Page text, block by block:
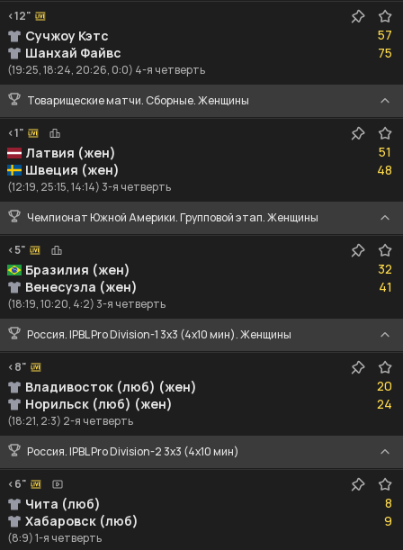
<12"
Сучжоу Кэтс
Шанхай Файвс
57
57
75
75
(19:25, 18:24, 20:26, 0:0) 4-я четверть
Товарищеские матчи. Сборные. Женщины
<1"
Латвия (жен)
Швеция (жен)
51
51
48
48
(12:19, 25:15, 14:14) 3-я четверть
Чемпионат Южной Америки. Групповой этап. Женщины
<5"
Бразилия (жен)
Венесуэла (жен)
32
32
41
41
(18:19, 10:20, 4:2) 3-я четверть
Россия. IPBL Pro Division-1 3x3 (4x10 мин). Женщины
<8"
Владивосток (люб) (жен)
Норильск (люб) (жен)
20
20
24
24
(18:21, 2:3) 2-я четверть
Россия. IPBL Pro Division-2 3x3 (4x10 мин)
<6"
Чита (люб)
Хабаровск (люб)
8
8
9
9
(8:9) 1-я четверть